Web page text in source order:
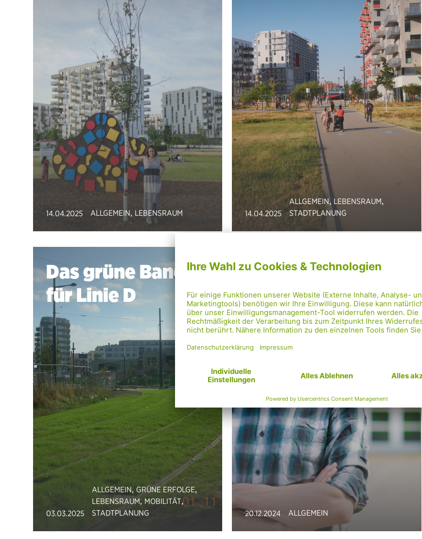
14.04.2025 ALLGEMEIN, LEBENSRAUM 14.04.2025
ALLGEMEIN, LEBENSRAUM,
STADTPLANUNG
Das grüne Band
für Linie D
03.03.2025
ALLGEMEIN, GRÜNE ERFOLGE,
LEBENSRAUM, MOBILITÄT,
STADTPLANUNG
Kandidatur
20.12.2024 ALLGEMEIN